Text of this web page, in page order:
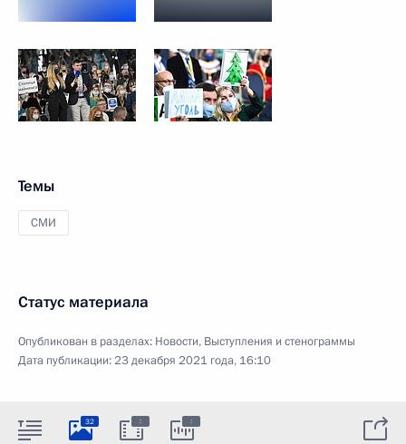
Темы
СМИ
Статус материала
Опубликован в разделах: Новости, Выступления и стенограммы
Дата публикации:23 декабря 2021 года, 16:10
32 : :